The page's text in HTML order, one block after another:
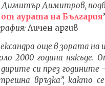
Димитър Димитров,
аурата на България
Личен аргив
още в зората
2000 година
си през
връзка”,